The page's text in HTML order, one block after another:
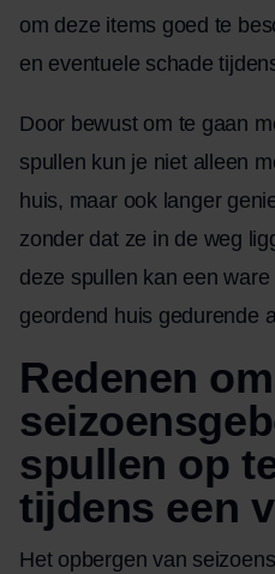
om deze items goed te
en eventuele schade
Door bewust om te gaan
spullen kun je niet alleen
huis, maar ook langer
zonder dat ze in de weg
deze spullen kan een
geordend huis gedurende
Redenen om
spullen op
tijdens een
Het opbergen van